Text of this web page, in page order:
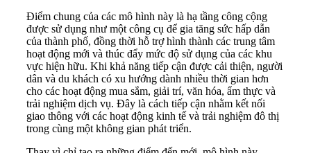
Điểm chung của các mô hình này là hạ tầng công cộng
được sử dụng như một công cụ để gia tăng sức hấp dẫn
của thành phố, đồng thời hỗ trợ hình thành các trung tâm
hoạt động mới và thúc đẩy mức độ sử dụng của các khu
vực hiện hữu. Khi khả năng tiếp cận được cải thiện, người
dân và du khách có xu hướng dành nhiều thời gian hơn
cho các hoạt động mua sắm, giải trí, văn hóa, ẩm thực và
trải nghiệm dịch vụ. Đây là cách tiếp cận nhằm kết nối
giao thông với các hoạt động kinh tế và trải nghiệm đô thị
trong cùng một không gian phát triển.